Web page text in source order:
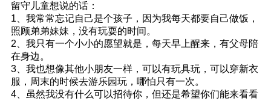
留守儿童想说的话：
1、我常常忘记自己是个孩子，因为我每天都要自己做饭，
照顾弟弟妹妹，没有玩耍的时间。
2、我只有一个小小的愿望就是，每天早上醒来，有父母陪
在身边。
3、我也想像其他小朋友一样，可以有玩具玩，可以穿新衣
服，周末的时候去游乐园玩，哪怕只有一次。
4、虽然我没有什么可以招待你，但还是希望你们能来看看